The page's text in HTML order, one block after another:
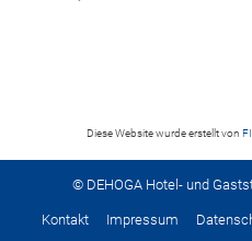
Diese Website wurde erstellt von
© DEHOGA Hotel- und
Kontakt Impressum